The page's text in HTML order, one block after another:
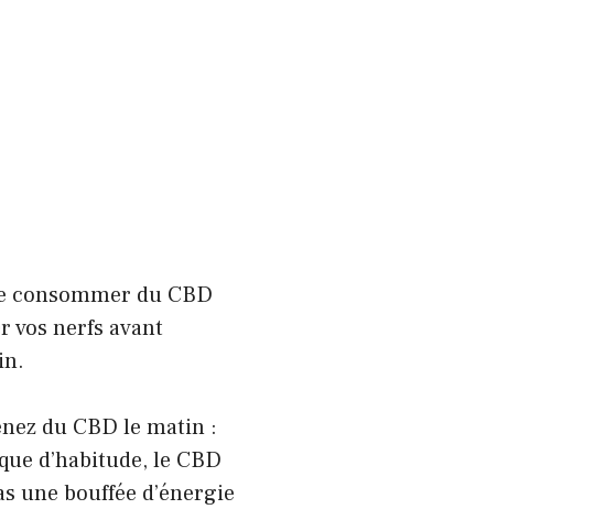
consommer du CBD
vos nerfs avant
du CBD le matin :
d’habitude, le CBD
une bouffée d’énergie